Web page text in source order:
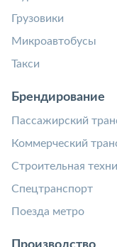
Грузовики
Микроавтобусы
Такси
Брендирование
Пассажирский
Коммерческий
Строительная
Спецтранспорт
Поезда метро